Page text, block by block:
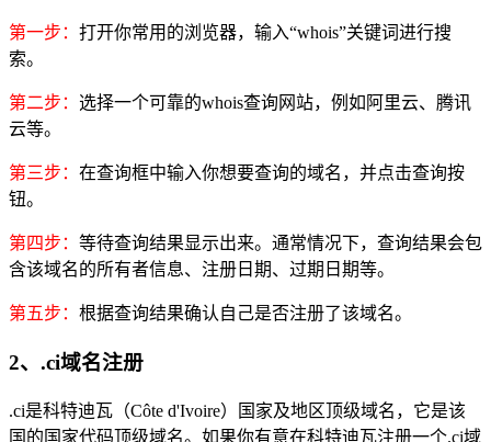
第一步： 打开你常用的浏览器，输入“whois”关键词进行搜
索。
第二步： 选择一个可靠的whois查询网站，例如阿里云、腾讯
云等。
第三步： 在查询框中输入你想要查询的域名，并点击查询按
钮。
第四步： 等待查询结果显示出来。通常情况下，查询结果会包
含该域名的所有者信息、注册日期、过期日期等。
第五步： 根据查询结果确认自己是否注册了该域名。
2、.ci域名注册
.ci是科特迪瓦（Côte d'Ivoire）国家及地区顶级域名，它是该
国的国家代码顶级域名。如果你有意在科特迪瓦注册一个.ci域